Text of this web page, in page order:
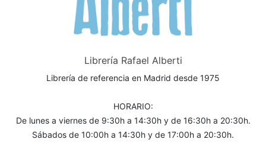
Librería Rafael Alberti
Librería de referencia en Madrid desde 1975
HORARIO:
De lunes a viernes de 9:30h a 14:30h y de 16:30h a 20:30h.
Sábados de 10:00h a 14:30h y de 17:00h a 20:30h.